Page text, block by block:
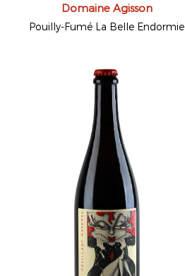
Domaine Agisson
Pouilly-Fumé La Belle Endormie